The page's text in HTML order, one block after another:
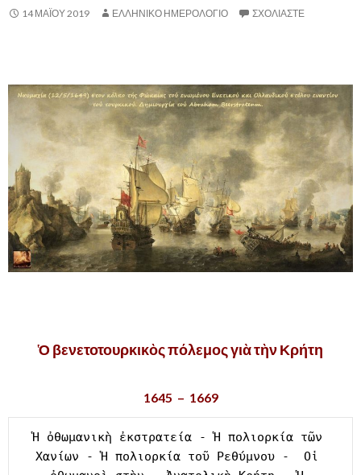
14 ΜΑΪ́ΟΥ 2019 ΕΛΛΗΝΙΚΟ ΗΜΕΡΟΛΟΓΙΟ ΣΧΟΛΙΆΣΤΕ
Ὁ βενετοτουρκικὸς πόλεμος γιὰ τὴν Κρήτη
1645 – 1669
Ἡ ὀθωμανικὴ ἐκστρατεία - Ἡ πολιορκία τῶν
Χανίων - Ἡ πολιορκία τοῦ Ρεθύμνου -  Οἱ